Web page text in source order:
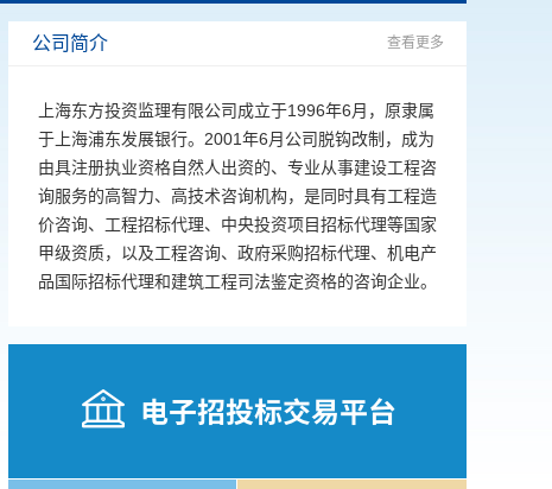
公司简介 查看更多
上海东方投资监理有限公司成立于1996年6月，原隶属
于上海浦东发展银行。2001年6月公司脱钩改制，成为
由具注册执业资格自然人出资的、专业从事建设工程咨
询服务的高智力、高技术咨询机构，是同时具有工程造
价咨询、工程招标代理、中央投资项目招标代理等国家
甲级资质，以及工程咨询、政府采购招标代理、机电产
品国际招标代理和建筑工程司法鉴定资格的咨询企业。